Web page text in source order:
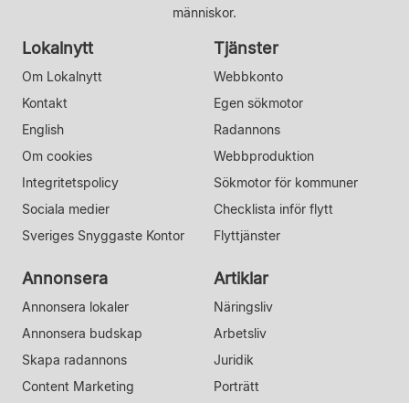
människor.
Lokalnytt
Om Lokalnytt
Kontakt
English
Om cookies
Integritetspolicy
Sociala medier
Sveriges Snyggaste Kontor
Tjänster
Webbkonto
Egen sökmotor
Radannons
Webbproduktion
Sökmotor för kommuner
Checklista inför flytt
Flyttjänster
Annonsera
Annonsera lokaler
Annonsera budskap
Skapa radannons
Content Marketing
Artiklar
Näringsliv
Arbetsliv
Juridik
Porträtt